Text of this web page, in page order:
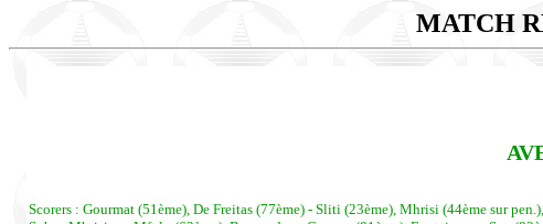
MATCH
Scorers : Gourmat (51ème), De Freitas (77ème) - Sliti (23ème), Mhrisi (44ème sur